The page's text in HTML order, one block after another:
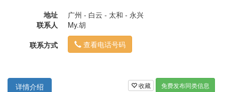
地址
广州 - 白云 - 太和 - 永兴
联系人
My.胡
联系方式
查看电话号码
收藏 免费发布同类信息
详情介绍